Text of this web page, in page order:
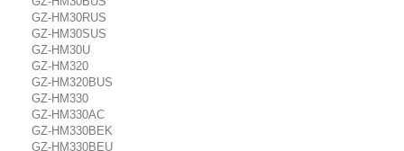
GZ-HM30RUS
GZ-HM30SUS
GZ-HM30U
GZ-HM320
GZ-HM320BUS
GZ-HM330
GZ-HM330AC
GZ-HM330BEK
GZ-HM330BEU